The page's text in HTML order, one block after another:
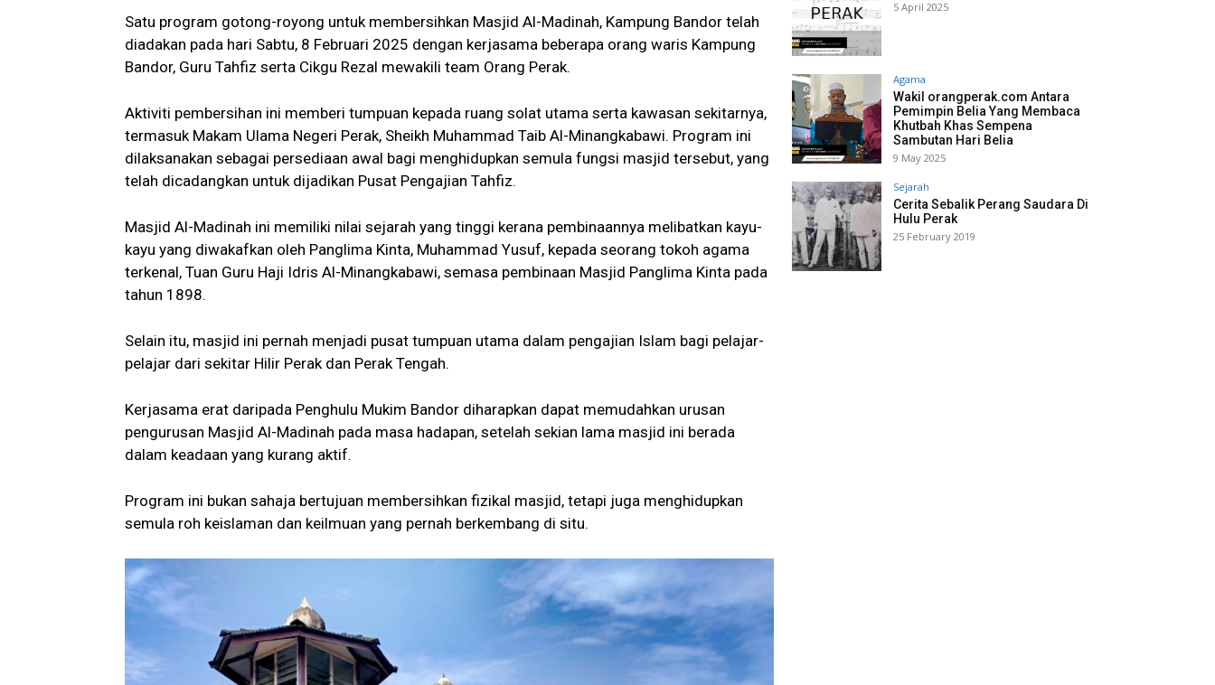
Satu program gotong-royong untuk membersihkan Masjid Al-Madinah, Kampung Bandor telah
diadakan pada hari Sabtu, 8 Februari 2025 dengan kerjasama beberapa orang waris Kampung
Bandor, Guru Tahfiz serta Cikgu Rezal mewakili team Orang Perak.
Aktiviti pembersihan ini memberi tumpuan kepada ruang solat utama serta kawasan sekitarnya,
termasuk Makam Ulama Negeri Perak, Sheikh Muhammad Taib Al-Minangkabawi. Program ini
dilaksanakan sebagai persediaan awal bagi menghidupkan semula fungsi masjid tersebut, yang
telah dicadangkan untuk dijadikan Pusat Pengajian Tahfiz.
Masjid Al-Madinah ini memiliki nilai sejarah yang tinggi kerana pembinaannya melibatkan kayu-
kayu yang diwakafkan oleh Panglima Kinta, Muhammad Yusuf, kepada seorang tokoh agama
terkenal, Tuan Guru Haji Idris Al-Minangkabawi, semasa pembinaan Masjid Panglima Kinta pada
tahun 1898.
Selain itu, masjid ini pernah menjadi pusat tumpuan utama dalam pengajian Islam bagi pelajar-
pelajar dari sekitar Hilir Perak dan Perak Tengah.
Kerjasama erat daripada Penghulu Mukim Bandor diharapkan dapat memudahkan urusan
pengurusan Masjid Al-Madinah pada masa hadapan, setelah sekian lama masjid ini berada
dalam keadaan yang kurang aktif.
Program ini bukan sahaja bertujuan membersihkan fizikal masjid, tetapi juga menghidupkan
semula roh keislaman dan keilmuan yang pernah berkembang di situ.
5 April 2025
Agama
Wakil orangperak.com Antara
Pemimpin Belia Yang Membaca
Khutbah Khas Sempena
Sambutan Hari Belia
9 May 2025
Sejarah
Cerita Sebalik Perang Saudara Di
Hulu Perak
25 February 2019